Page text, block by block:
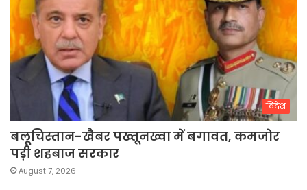
विदेश
बलूचिस्तान-खैबर पख्तूनख्वा में बगावत, कमजोर
पड़ी शहबाज सरकार
August 7, 2026